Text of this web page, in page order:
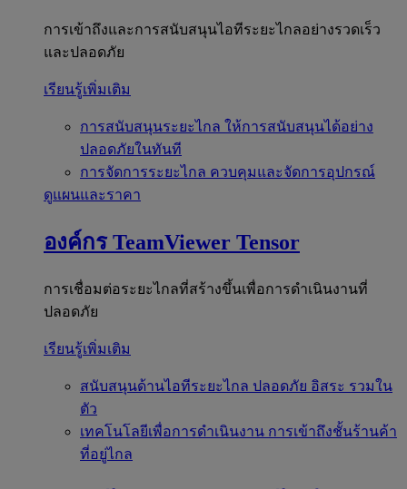
การเข้าถึงและการสนับสนุนไอทีระยะไกลอย่างรวดเร็ว
และปลอดภัย
เรียนรู้เพิ่มเติม
การสนับสนุนระยะไกล ให้การสนับสนุนได้อย่าง
ปลอดภัยในทันที
การจัดการระยะไกล ควบคุมและจัดการอุปกรณ์
ดูแผนและราคา
องค์กร TeamViewer Tensor
การเชื่อมต่อระยะไกลที่สร้างขึ้นเพื่อการดำเนินงานที่
ปลอดภัย
เรียนรู้เพิ่มเติม
สนับสนุนด้านไอทีระยะไกล ปลอดภัย อิสระ รวมใน
ตัว
เทคโนโลยีเพื่อการดำเนินงาน การเข้าถึงชั้นร้านค้า
ที่อยู่ไกล